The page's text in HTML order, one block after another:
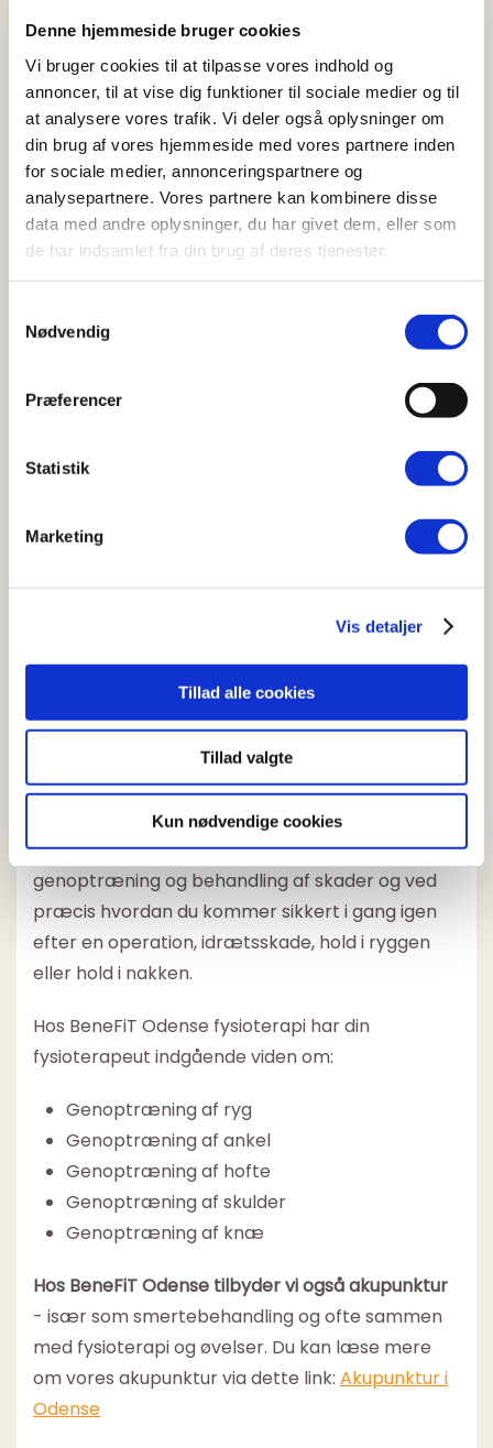
Denne hjemmeside bruger cookies
Vi bruger cookies til at tilpasse vores indhold og
annoncer, til at vise dig funktioner til sociale medier og til
at analysere vores trafik. Vi deler også oplysninger om
din brug af vores hjemmeside med vores partnere inden
for sociale medier, annonceringspartnere og
analysepartnere. Vores partnere kan kombinere disse
data med andre oplysninger, du har givet dem, eller som
de har indsamlet fra din brug af deres tjenester.
Nødvendig
Præferencer
Statistik
Marketing
Vis detaljer
Tillad alle cookies
Tillad valgte
Kun nødvendige cookies
Det betyder, at du kan bruge din henvisning til
fysioterapi hos en af vores dygtige
fysioterapeuter.
Du får tilskud til dine behandlinger hos
fysioterapeut , så din egenbetaling hos
fysioterapeuten bliver mindre. Læs mere om
priser, takster og tilskud til fysioterapi i vores
prisliste lige her:Prisliste fysioterapi
Hos BeneFiT Odense har fysioterapeuterne valgt
fysioterapi. Det betyder, at vi kan tilbyde dig
fysioterapi på et højt fagligt niveau blandt andet
indenfor:
Ryglidelser
Du kan læse mere om, hvem vi er lige her:
Fysioterapeuter hos BeneFiT Odense
Fysioterapeut i Odense
BeneFiT Odensehar også stor erfaring med
genoptræning og behandling af skader og ved
præcis hvordan du kommer sikkert i gang igen
efter en operation, idrætsskade, hold i ryggen
eller hold i nakken.
Hos BeneFiT Odense fysioterapi har din
fysioterapeut indgående viden om:
Genoptræning af ryg
Genoptræning af ankel
Genoptræning af hofte
Genoptræning af skulder
Genoptræning af knæ
Hos BeneFiT Odense tilbyder vi også akupunktur
- især som smertebehandling og ofte sammen
med fysioterapi og øvelser. Du kan læse mere
om vores akupunktur via dette link: Akupunktur i
Odense